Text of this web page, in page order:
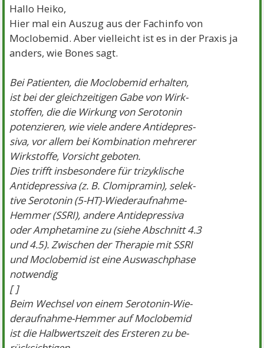
Hallo Heiko,
Hier mal ein Auszug aus der Fachinfo von
Moclobemid. Aber vielleicht ist es in der Praxis ja
anders, wie Bones sagt.
Bei Patienten, die Moclobemid erhalten,
ist bei der gleichzeitigen Gabe von Wirk-
stoffen, die die Wirkung von Serotonin
potenzieren, wie viele andere Antidepres-
siva, vor allem bei Kombination mehrerer
Wirkstoffe, Vorsicht geboten.
Dies trifft insbesondere für trizyklische
Antidepressiva (z. B. Clomipramin), selek-
tive Serotonin (5-HT)-Wiederaufnahme-
Hemmer (SSRI), andere Antidepressiva
oder Amphetamine zu (siehe Abschnitt 4.3
und 4.5). Zwischen der Therapie mit SSRI
und Moclobemid ist eine Auswaschphase
notwendig
[ ]
Beim Wechsel von einem Serotonin-Wie-
deraufnahme-Hemmer auf Moclobemid
ist die Halbwertszeit des Ersteren zu be-